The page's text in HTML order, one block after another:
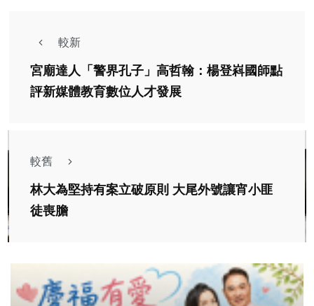
較新
宮廟達人「警界孔子」高哲翰：楊登嵙國師點
評新媒體教育數位人才發展
較舊
林大為堅持有案立破原則 大尾外號讓宵小匪
徒喪膽